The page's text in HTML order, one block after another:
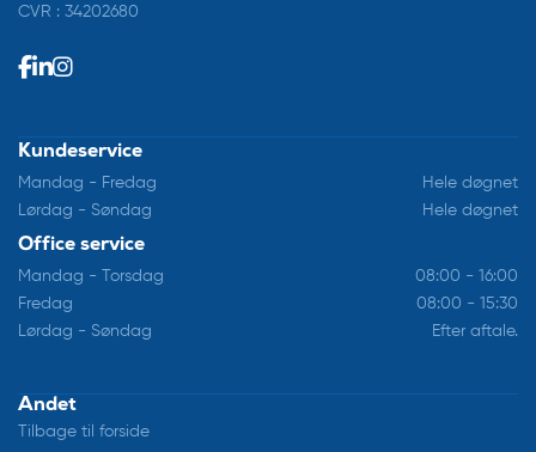
CVR : 34202680
Kundeservice
Mandag - Fredag
Hele døgnet
Lørdag - Søndag
Hele døgnet
Office service
Mandag - Torsdag
08:00 - 16:00
Fredag
08:00 - 15:30
Lørdag - Søndag
Efter aftale.
Andet
Tilbage til forside